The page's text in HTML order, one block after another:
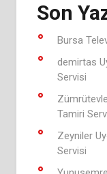
Son
Bursa
demirtas
Servisi
Tamiri
Zeyniler
Servisi